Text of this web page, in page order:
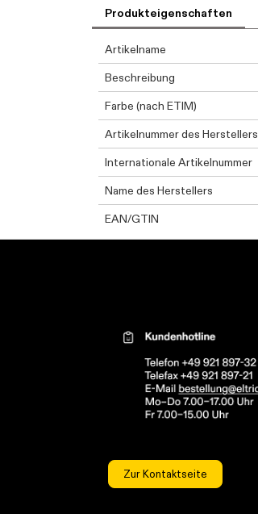
Produkteigenschaften
Artikelname
Beschreibung
Farbe (nach ETIM)
Artikelnummer des Herstellers
Internationale Artikelnummer
Name des Herstellers
EAN/GTIN
Zur Kontaktseite